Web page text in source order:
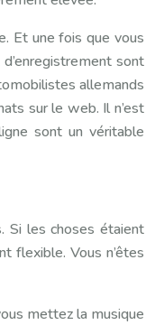
Et une fois que vous
sont
allemands
sur le web. Il n’est
sont un véritable
Si les choses étaient
flexible. Vous n’êtes
mettez la musique